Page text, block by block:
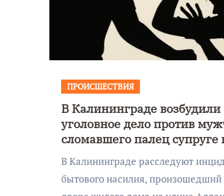
ПРОИСШЕСТВИЯ
В Калининграде возбудили
уголовное дело против
сломавшего палец супруге
время конфликта
В Калининграде расследуют инцидент
бытового насилия, произошедший